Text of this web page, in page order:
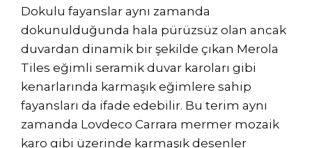
Dokulu fayanslar aynı zamanda
dokunulduğunda hala pürüzsüz olan ancak
duvardan dinamik bir şekilde çıkan Merola
Tiles eğimli seramik duvar karoları gibi
kenarlarında karmaşık eğimlere sahip
fayansları da ifade edebilir. Bu terim aynı
zamanda Lovdeco Carrara mermer mozaik
karo gibi üzerinde karmaşık desenler